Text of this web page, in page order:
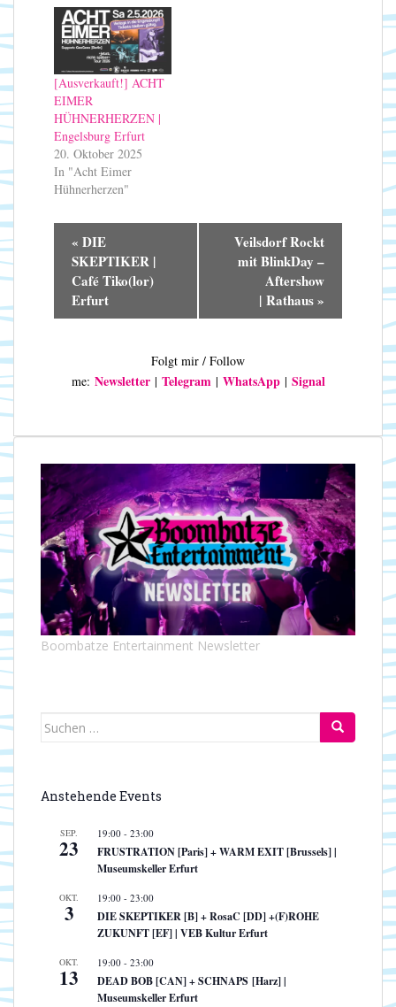
[Ausverkauft!] ACHT
EIMER
HÜHNERHERZEN |
Engelsburg Erfurt
20. Oktober 2025
In "Acht Eimer
Hühnerherzen"
g
-
N
a
v
i
g
a
t
i
« DIE
SKEPTIKER |
Café Tiko(lor)
Erfurt
Veilsdorf Rockt
mit BlinkDay –
Aftershow
| Rathaus»
Folgt mir / Follow
me: Newsletter| Telegram | WhatsApp| Signal
Boombatze Entertainment Newsletter
Suchen
Anstehende Events
SEP.
23
19:00 - 23:00
FRUSTRATION [Paris] + WARM EXIT [Brussels] |
Museumskeller Erfurt
OKT.
3
19:00 - 23:00
DIE SKEPTIKER [B] + RosaC [DD] +(F)ROHE
ZUKUNFT [EF] | VEB Kultur Erfurt
OKT.
13
19:00 - 23:00
DEAD BOB [CAN] + SCHNAPS [Harz] |
Museumskeller Erfurt